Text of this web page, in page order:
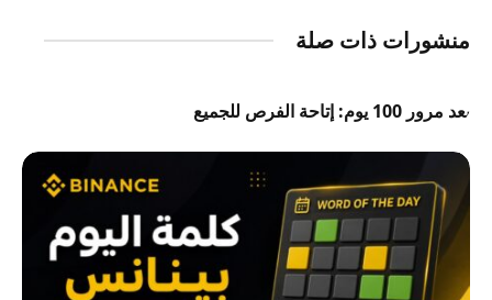
منشورات ذات صلة
بعد مرور 100 يوم: إتاحة الفرص للجميع